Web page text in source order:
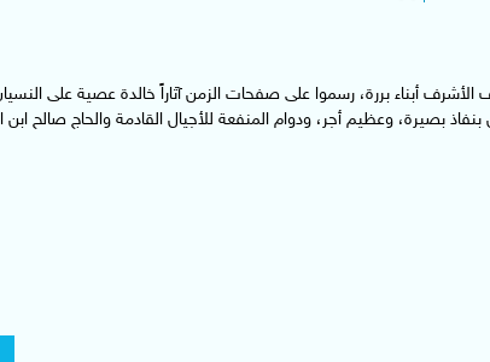
الأشرف أبناء بررة، رسموا على صفحات الزمن آثاراً خالدة عصية على
بصيرة، وعظيم أجر، ودوام المنفعة للأجيال القادمة والحاج صالح